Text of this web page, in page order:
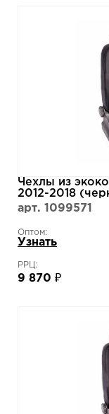
Чехлы из
2012-2018
арт. 1099571
Оптом:
Узнать
РРЦ:
9 870 ₽